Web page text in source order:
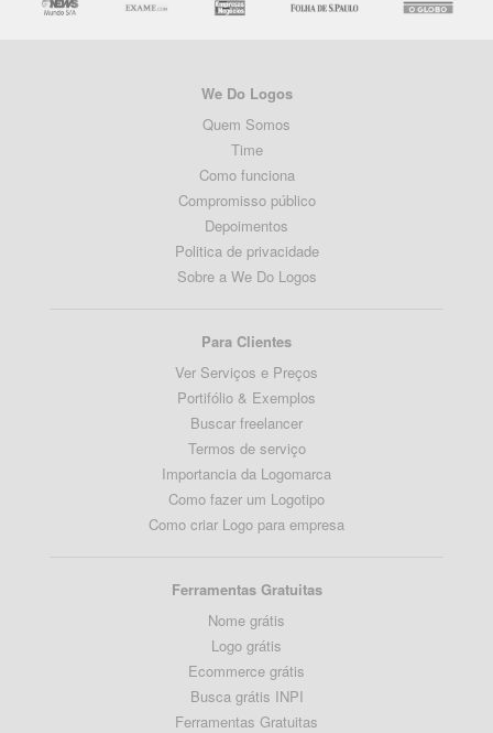
We Do Logos
Quem Somos
Time
Como funciona
Compromisso público
Depoimentos
Politica de privacidade
Sobre a We Do Logos
Para Clientes
Ver Serviços e Preços
Portifólio & Exemplos
Buscar freelancer
Termos de serviço
Importancia da Logomarca
Como fazer um Logotipo
Como criar Logo para empresa
Ferramentas Gratuitas
Nome grátis
Logo grátis
Ecommerce grátis
Busca grátis INPI
Ferramentas Gratuitas